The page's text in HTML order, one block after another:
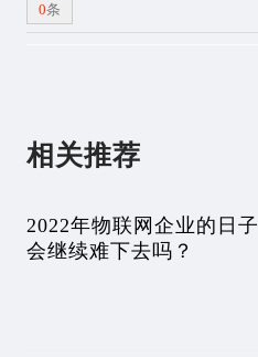
0条
相关推荐
2022年物联网企业的日子
会继续难下去吗？